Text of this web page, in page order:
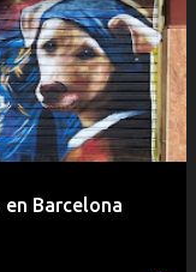
Barcelona